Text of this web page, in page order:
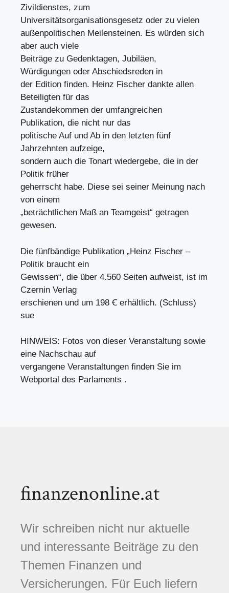
Zivildienstes, zum
Universitätsorganisationsgesetz oder zu vielen
außenpolitischen Meilensteinen. Es würden sich
aber auch viele
Beiträge zu Gedenktagen, Jubiläen,
Würdigungen oder Abschiedsreden in
der Edition finden. Heinz Fischer dankte allen
Beteiligten für das
Zustandekommen der umfangreichen
Publikation, die nicht nur das
politische Auf und Ab in den letzten fünf
Jahrzehnten aufzeige,
sondern auch die Tonart wiedergebe, die in der
Politik früher
geherrscht habe. Diese sei seiner Meinung nach
von einem
„beträchtlichen Maß an Teamgeist“ getragen
gewesen.
Die fünfbändige Publikation „Heinz Fischer –
Politik braucht ein
Gewissen“, die über 4.560 Seiten aufweist, ist im
Czernin Verlag
erschienen und um 198 Ꞓ erhältlich. (Schluss)
sue
HINWEIS: Fotos von dieser Veranstaltung sowie
eine Nachschau auf
vergangene Veranstaltungen finden Sie im
Webportal des Parlaments .
finanzenonline.at
Wir schreiben nicht nur aktuelle
und interessante Beiträge zu den
Themen Finanzen und
Versicherungen. Für Euch liefern